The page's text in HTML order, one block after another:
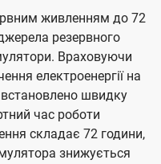
живленням до 72
резервного
Враховуючи
електроенергії на
швидку
час роботи
складає 72 години,
знижується